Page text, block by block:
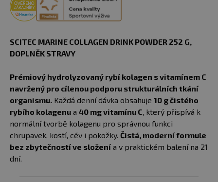
SCITEC MARINE COLLAGEN DRINK POWDER 252 G,
DOPLNĚK STRAVY
Prémiový hydrolyzovaný rybí kolagen s vitamínem C
navržený pro cílenou podporu strukturálních tkání
organismu. Každá denní dávka obsahuje 10 g čistého
rybího kolagenu a 40 mg vitamínu C, který přispívá k
normální tvorbě kolagenu pro správnou funkci
chrupavek, kostí, cév i pokožky. Čistá, moderní formule
bez zbytečností ve složení a v praktickém balení na 21
dní.